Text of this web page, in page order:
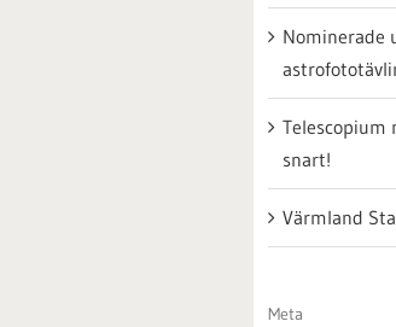
Nominerade
Telescopium
snart!
Värmland
Meta